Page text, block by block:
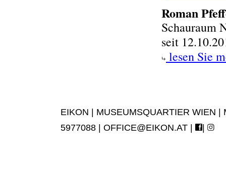
Roman
Schauraum
seit
lesen Sie
EIKON | MUSEUMSQUARTIER WIEN
5977088 | OFFICE@EIKON.AT | |